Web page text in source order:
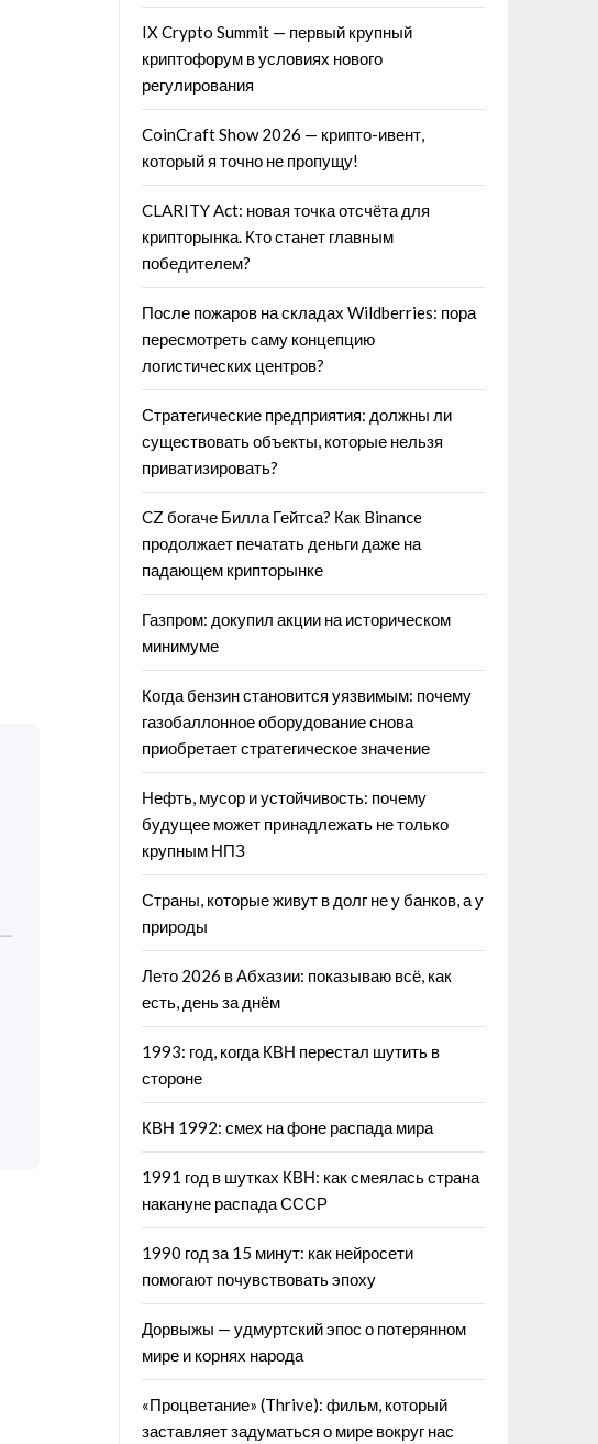
IX Crypto Summit — первый крупный
криптофорум в условиях нового
регулирования
CoinCraft Show 2026 — крипто-ивент,
который я точно не пропущу!
CLARITY Act: новая точка отсчёта для
крипторынка. Кто станет главным
победителем?
После пожаров на складах Wildberries: пора
пересмотреть саму концепцию
логистических центров?
Стратегические предприятия: должны ли
существовать объекты, которые нельзя
приватизировать?
CZ богаче Билла Гейтса? Как Binance
продолжает печатать деньги даже на
падающем крипторынке
Газпром: докупил акции на историческом
минимуме
Когда бензин становится уязвимым: почему
газобаллонное оборудование снова
приобретает стратегическое значение
Нефть, мусор и устойчивость: почему
будущее может принадлежать не только
крупным НПЗ
Страны, которые живут в долг не у банков, а у
природы
Лето 2026 в Абхазии: показываю всё, как
есть, день за днём
1993: год, когда КВН перестал шутить в
стороне
КВН 1992: смех на фоне распада мира
1991 год в шутках КВН: как смеялась страна
накануне распада СССР
1990 год за 15 минут: как нейросети
помогают почувствовать эпоху
Дорвыжы — удмуртский эпос о потерянном
мире и корнях народа
«Процветание» (Thrive): фильм, который
заставляет задуматься о мире вокруг нас